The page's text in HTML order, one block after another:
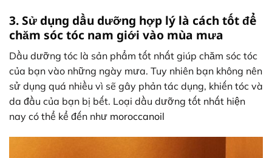
3. Sử dụng dầu dưỡng hợp lý là cách tốt để
chăm sóc tóc nam giới vào mùa mưa
Dầu dưỡng tóc là sản phẩm tốt nhất giúp chăm sóc tóc
của bạn vào những ngày mưa. Tuy nhiên bạn không nên
sử dụng quá nhiều vì sẽ gây phản tác dụng, khiến tóc và
da đầu của bạn bị bết. Loại dầu dưỡng tốt nhất hiện
nay có thể kể đến như moroccanoil